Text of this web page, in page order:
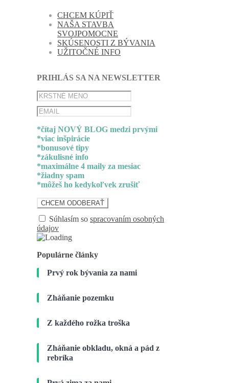
CHCEM KÚPIŤ
NAŠA STAVBA
SVOJPOMOCNE
SKÚSENOSTI Z BÝVANIA
UŽITOČNÉ INFO
PRIHLÁS SA NA NEWSLETTER
*čítaj NOVÝ BLOG medzi prvými
*viac inšpirácie
*bonusové tipy
*zákulisné info
*maximálne 4 maily za mesiac
*žiadny spam
*môžeš ho kedykoľvek zrušiť
Súhlasím so spracovaním osobných
údajov
Populárne články
Prvý rok bývania za nami
Zháňanie pozemku
Z každého rožka troška
Zháňanie obkladu, okná a pád z
rebríka